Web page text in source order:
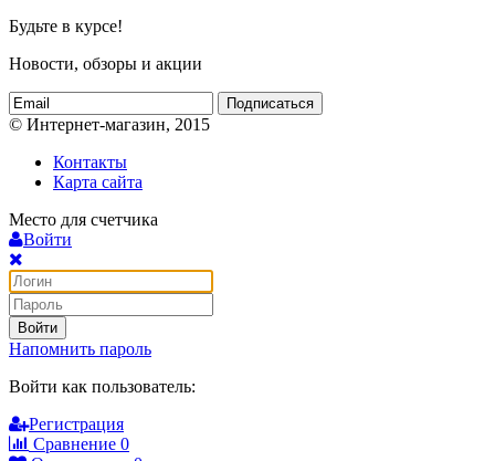
Будьте в курсе!
Новости, обзоры и акции
Подписаться
© Интернет-магазин, 2015
Контакты
Карта сайта
Место для счетчика
Войти
Войти
Напомнить пароль
Войти как пользователь:
Регистрация
Сравнение 0